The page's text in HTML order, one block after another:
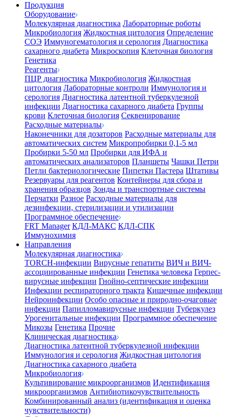
Продукция
Оборудование
Молекулярная диагностика Лабораторные роботы
Микробиология Жидкостная цитология Определение
СОЭ Иммуногематология и серология Диагностика
сахарного диабета Микроскопия Клеточная биология
Генетика
Реагенты
ПЦР диагностика Микробиология Жидкостная
цитология Лабораторные контроли Иммунология и
серология Диагностика латентной туберкулезной
инфекции Диагностика сахарного диабета Группы
крови Клеточная биология Секвенирование
Расходные материалы
Наконечники для дозаторов Расходные материалы для
автоматических систем Микропробирки 0,1-5 мл
Пробирки 5-50 мл Пробирки для ИФА и
автоматических анализаторов Планшеты Чашки Петри
Петли бактериологические Пипетки Пастера Штативы
Резервуары для реагентов Контейнеры для сбора и
хранения образцов Зонды и транспортные системы
Перчатки Разное Расходные материалы для
дезинфекции, стерилизации и утилизации
Программное обеспечение
FRT Manager КДЛ-МАКС КДЛ-СПК
Иммунохимия
Направления
Молекулярная диагностика
TORCH-инфекции Вирусные гепатиты ВИЧ и ВИЧ-
ассоциированные инфекции Генетика человека Герпес-
вирусные инфекции Гнойно-септические инфекции
Инфекции респираторного тракта Кишечные инфекции
Нейроинфекции Особо опасные и природно-очаговые
инфекции Папилломавирусные инфекции Туберкулез
Урогенитальные инфекции Программное обеспечение
Микозы Генетика Прочие
Клиническая диагностика
Диагностика латентной туберкулезной инфекции
Иммунология и серология Жидкостная цитология
Диагностика сахарного диабета
Микробиология
Культивирование микроорганизмов Идентификация
микроорганизмов Антибиотикочувствительность
Комбинированный анализ (идентификация и оценка
чувствительности)